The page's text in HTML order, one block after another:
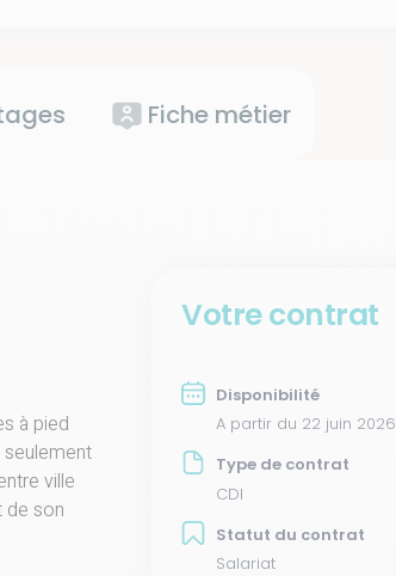
Fiche métier
à pied
ville
de son
Votre contrat
Disponibilité
A partir du 22 juin 2026
Type de contrat
CDI
Statut du contrat
Salariat